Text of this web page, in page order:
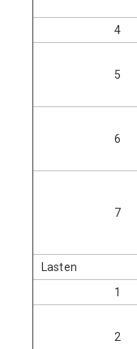
4
5
6
7
Lasten
1
2